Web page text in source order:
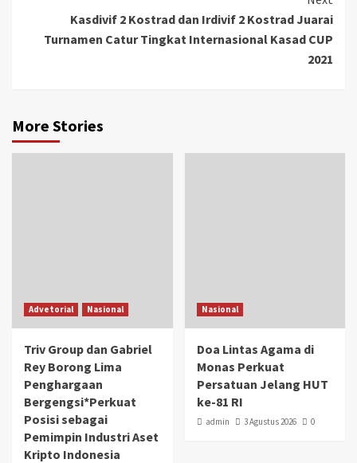
Kasdivif 2 Kostrad dan Irdivif 2 Kostrad Juarai
Turnamen Catur Tingkat Internasional Kasad CUP
2021
More Stories
Advetorial Nasional
Triv Group dan Gabriel
Rey Borong Lima
Penghargaan
Bergengsi*Perkuat
Posisi sebagai
Pemimpin Industri Aset
Kripto Indonesia
Nasional
Doa Lintas Agama di
Monas Perkuat
Persatuan Jelang HUT
ke-81 RI
admin 3 Agustus 2026 0